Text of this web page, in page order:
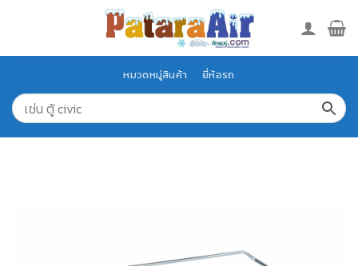
หมวดหมู่สินค้า ยี่ห้อรถ